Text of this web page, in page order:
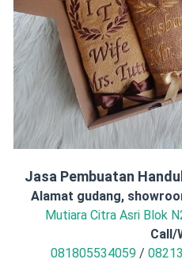
Jasa Pembuatan
Alamat gudang,
Mutiara Citra Asri Blok
Call/
081805534059 /